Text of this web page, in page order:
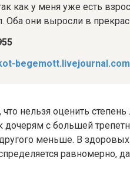
как у меня уже есть
Оба они выросли в
что нельзя оценить
дочерям с большей
меньше. В
равномерно,